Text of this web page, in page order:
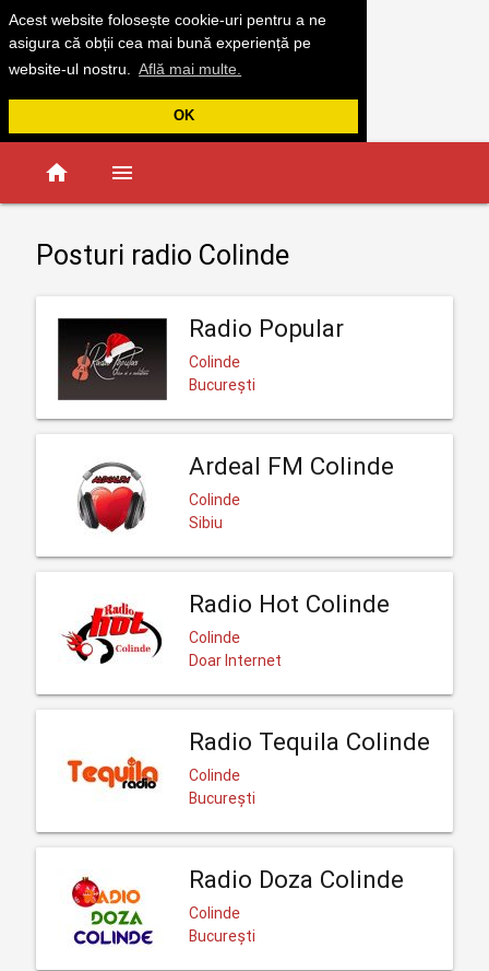
Acest website folosește cookie-uri pentru a ne
asigura că obții cea mai bună experiență pe
website-ul nostru.
Află mai multe.
OK
home menu
Posturi radio Colinde
Radio Popular
Colinde
București
Ardeal FM Colinde
Colinde
Sibiu
Radio Hot Colinde
Colinde
Doar Internet
Radio Tequila Colinde
Colinde
București
Radio Doza Colinde
Colinde
București